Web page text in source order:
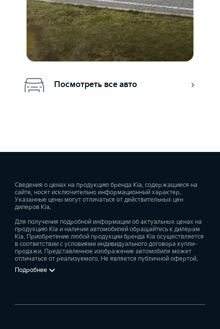
Посмотреть все авто
Сведения о ценах на продукцию бренда Kia, содержащиеся на
сайте, носят исключительно информационный характер.
Указанные цены могут отличаться от действительных цен
дилеров Kia.
Для получения подробной информации об актуальных ценах на
продукцию Kia и наличии автомобилей обращайтесь к дилерам
Kia. Приобретение любой продукции бренда Kia осуществляется
в соответствии с условиями индивидуального договора купли-
продажи. Представленное изображение автомобиля может
отличаться от реализуемого. Не является публичной офертой.
Подробнее